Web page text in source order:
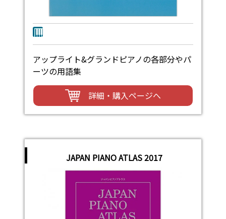
アップライト&グランドピアノの各部分やパ
ーツの用語集
詳細・購入ページへ
JAPAN PIANO ATLAS 2017